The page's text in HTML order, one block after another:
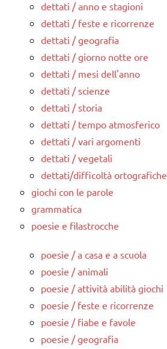
dettati / anno e stagioni
dettati / feste e ricorrenze
dettati / geografia
dettati / giorno notte ore
dettati / mesi dell'anno
dettati / scienze
dettati / storia
dettati / tempo atmosferico
dettati / vari argomenti
dettati / vegetali
dettati/difficoltà ortografiche
giochi con le parole
grammatica
poesie e filastrocche
poesie / a casa e a scuola
poesie / animali
poesie / attività abilità giochi
poesie / feste e ricorrenze
poesie / fiabe e favole
poesie / geografia